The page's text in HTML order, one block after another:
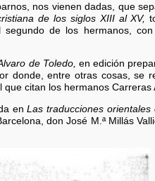
nos vienen dadas, que
de los siglos XIII al XV,
de los hermanos, con
de Toledo, en edición
donde, entre otras cosas, se
citan los hermanos Carreras
enLas traducciones orientales
don José M.ª Millás